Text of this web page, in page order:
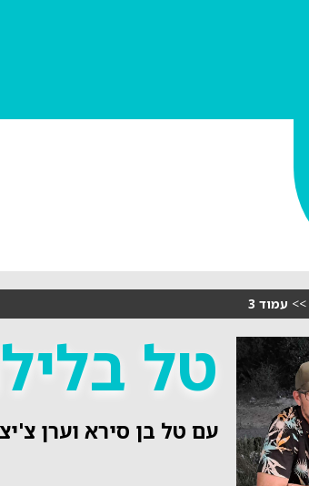
>> עמוד 3
טל
עם טל בן סירא וערן